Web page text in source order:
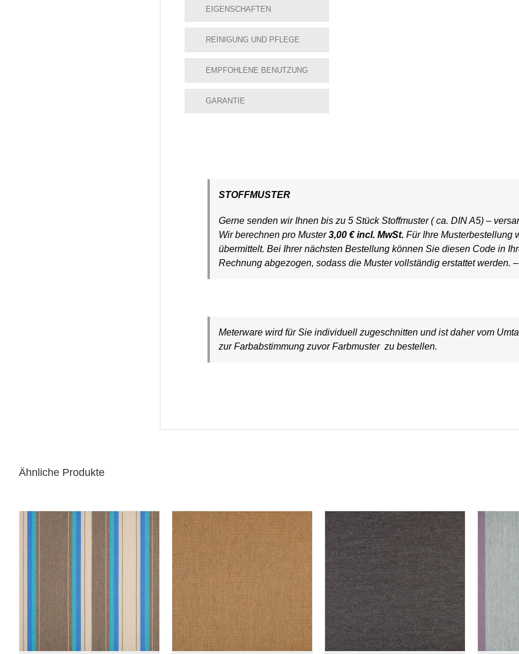
EIGENSCHAFTEN
REINIGUNG UND PFLEGE
EMPFOHLENE BENUTZUNG
GARANTIE
STOFFMUSTER
Gerne senden wir Ihnen bis zu 5 Stück Stoffmuster ( ca. DIN A5) –
Wir berechnen pro Muster3,00 € incl. MwSt. Für Ihre Musterbestellung
übermittelt. Bei Ihrer nächsten Bestellung können Sie diesen Code in
Rechnung abgezogen, sodass die Muster vollständig erstattet werden.
Meterware wird für Sie individuell zugeschnitten und ist daher vom
zur Farbabstimmung zuvor Farbmuster zu bestellen.
Ähnliche Produkte